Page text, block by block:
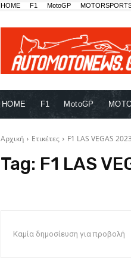
HOME F1 MotoGP
HOME F1 MotoGP
Αρχική Ετικέτες F1 LAS VEGAS 2023
Tag: F1 LAS
Καμία δημοσίευση για προβολή